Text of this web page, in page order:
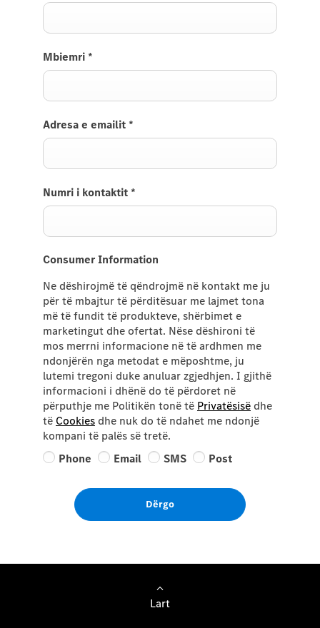
Mbiemri *
Adresa e emailit *
Numri i kontaktit *
Consumer Information
Ne dëshirojmë të qëndrojmë në kontakt me ju
për të mbajtur të përditësuar me lajmet tona
më të fundit të produkteve, shërbimet e
marketingut dhe ofertat. Nëse dëshironi të
mos merrni informacione në të ardhmen me
ndonjërën nga metodat e mëposhtme, ju
lutemi tregoni duke anuluar zgjedhjen. I gjithë
informacioni i dhënë do të përdoret në
përputhje me Politikën tonë të Privatësisë dhe
të Cookies dhe nuk do të ndahet me ndonjë
kompani të palës së tretë.
Phone
Email SMS Post
Dërgo
Lart